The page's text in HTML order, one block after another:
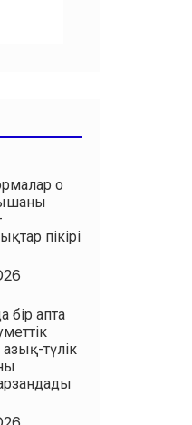
оң
пікірі
бір апта
түлік